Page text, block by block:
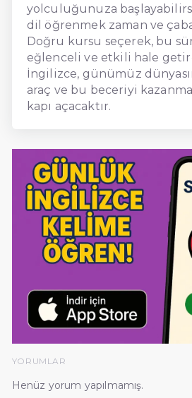
yolculuğunuza
dil öğrenmek zaman ve
Doğru kursu seçerek, bu
eğlenceli ve etkili hale
İngilizce, günümüz
araç ve bu beceriyi
kapı açacaktır.
YORUMLAR
Henüz yorum yapılmamış.